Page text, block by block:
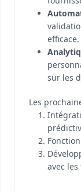
efficace.
sur les
Les
avec